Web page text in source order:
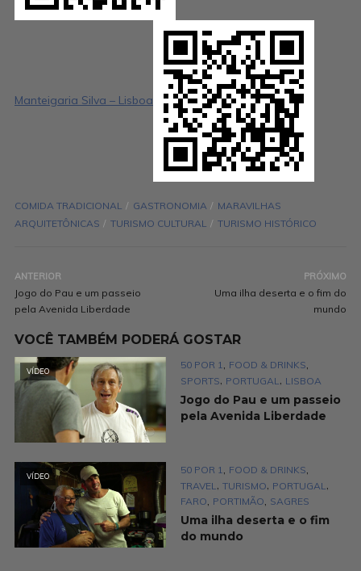
Manteigaria Silva – Lisboa
COMIDA TRADICIONAL GASTRONOMIA
MARAVILHAS
ARQUITETÔNICAS
TURISMO CULTURAL TURISMO HISTÓRICO
ANTERIOR
Jogo do Pau e um passeio
pela Avenida Liberdade
PRÓXIMO
Uma ilha deserta e o fim do
mundo
VOCÊ TAMBÉM PODERÁ GOSTAR
VÍDEO
50 POR 1, FOOD & DRINKS,
SPORTS, PORTUGAL , LISBOA
Jogo do Pau e um passeio
pela Avenida Liberdade
VÍDEO
50 POR 1, FOOD & DRINKS,
TRAVEL , TURISMO, PORTUGAL ,
FARO, PORTIMÃO, SAGRES
Uma ilha deserta e o fim
do mundo